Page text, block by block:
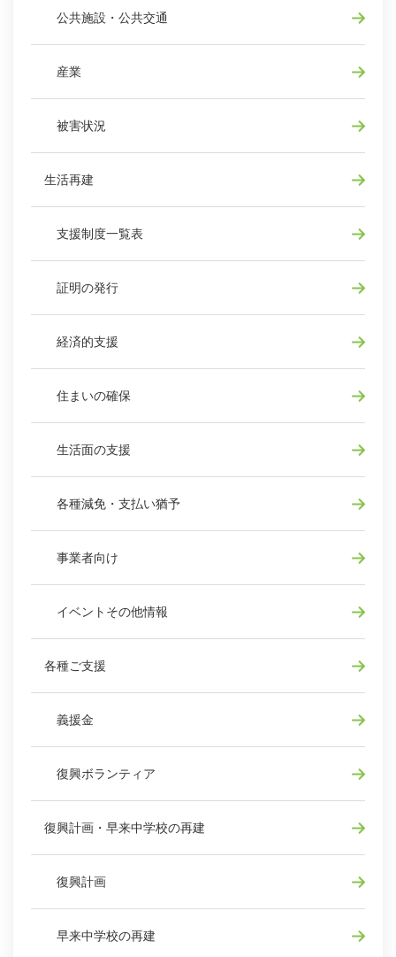
公共施設・公共交通
産業
被害状況
生活再建
支援制度一覧表
証明の発行
経済的支援
住まいの確保
生活面の支援
各種減免・支払い猶予
事業者向け
イベントその他情報
各種ご支援
義援金
復興ボランティア
復興計画・早来中学校の再建
復興計画
早来中学校の再建